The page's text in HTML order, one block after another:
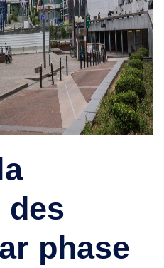
des
phase